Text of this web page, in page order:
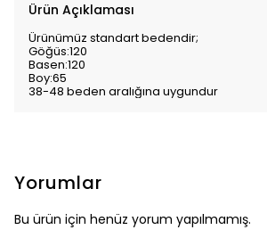
Ürün Açıklaması
Ürünümüz standart bedendir;
Göğüs:120
Basen:120
Boy:65
38-48 beden aralığına uygundur
Yorumlar
Bu ürün için henüz yorum yapılmamış.